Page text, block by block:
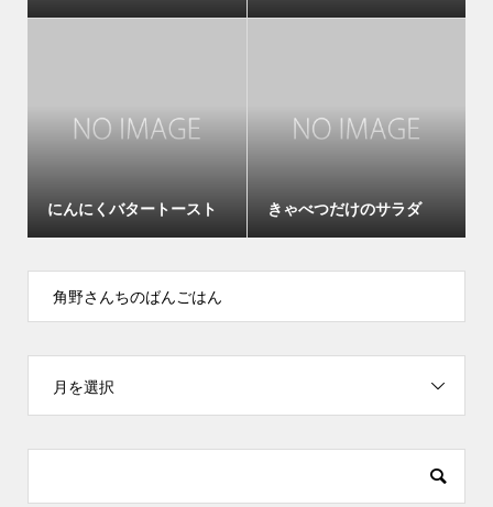
にんにくバタートースト きゃべつだけのサラダ
角野さんちのばんごはん
月を選択